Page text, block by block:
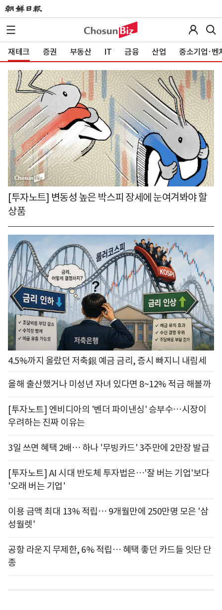
재테크 증권 부동산 IT 금융 산업 중소기업·벤
[투자노트] 변동성 높은 박스피 장세에 눈여겨봐야 할
상품
4.5%까지 올랐던 저축銀 예금 금리, 증시 빠지니 내림세
올해 출산했거나 미성년 자녀 있다면 8~12% 적금 해볼까
[투자노트] 엔비디아의 '벤더 파이낸싱' 승부수…시장이
우려하는 진짜 이유는
3일 쓰면 혜택 2배… 하나 '무빙카드' 3주만에 2만장 발급
[투자노트] AI 시대 반도체 투자법은…'잘 버는 기업'보다
'오래 버는 기업'
이용 금액 최대 13% 적립… 9개월만에 250만명 모은 '삼
성월렛'
공항 라운지 무제한, 6% 적립… 혜택 좋던 카드들 잇단 단
종